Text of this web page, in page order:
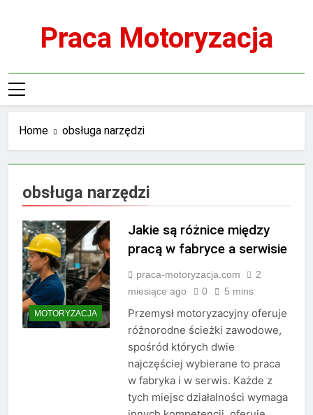
Praca Motoryzacja
Home obsługa narzędzi
obsługa narzędzi
MOTORYZACJA
Jakie są różnice między
pracą w fabryce a serwisie
praca-motoryzacja.com
2
miesiące ago
0 5 mins
Przemysł motoryzacyjny oferuje
różnorodne ścieżki zawodowe,
spośród których dwie
najczęściej wybierane to praca
w fabryka i w serwis. Każde z
tych miejsc działalności wymaga